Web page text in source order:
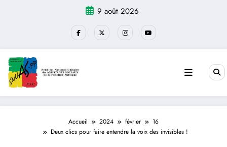
9 août 2026
Accueil 2024 février
16
Deux clics pour faire entendre la voix des invisibles !